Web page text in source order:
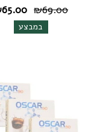
₪69.00
המחיר
המקורי
היה:
65.00
במבצע